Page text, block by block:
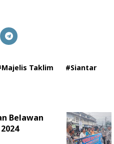
Taklim #Siantar
Belawan